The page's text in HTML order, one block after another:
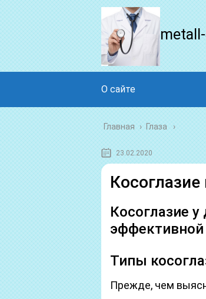
О сайте
Главная › Глаза
23.02.2020
Косоглазие
эффективной
Типы
Прежде, чем